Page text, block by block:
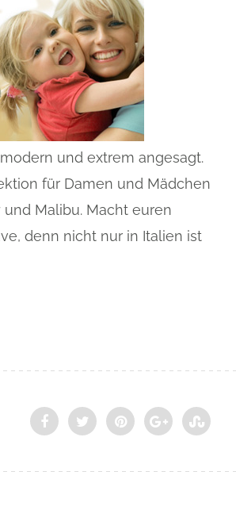
und extrem angesagt.
für Damen und Mädchen
Malibu. Macht euren
denn nicht nur in Italien ist